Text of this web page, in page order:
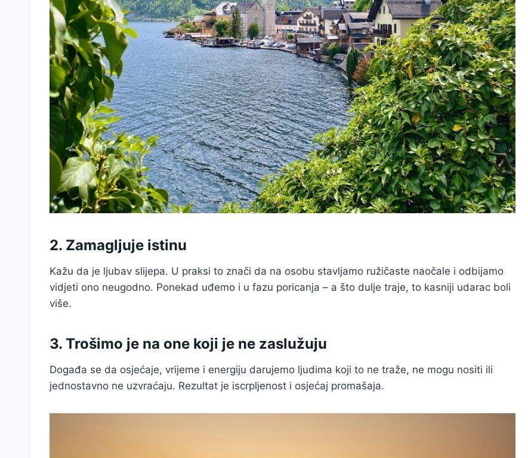
2. Zamagljuje istinu
Kažu da je ljubav slijepa. U praksi to znači da na osobu stavljamo ružičaste naočale i odbijamo
vidjeti ono neugodno. Ponekad uđemo i u fazu poricanja – a što dulje traje, to kasniji udarac boli
više.
3. Trošimo je na one koji je ne zaslužuju
Događa se da osjećaje, vrijeme i energiju darujemo ljudima koji to ne traže, ne mogu nositi ili
jednostavno ne uzvraćaju. Rezultat je iscrpljenost i osjećaj promašaja.